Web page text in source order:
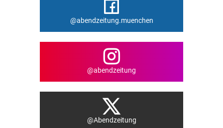
@abendzeitung.muenchen
@abendzeitung
@Abendzeitung